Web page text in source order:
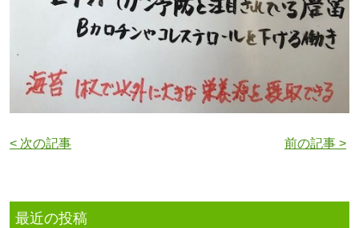
< 次の記事 前の記事 >
最近の投稿